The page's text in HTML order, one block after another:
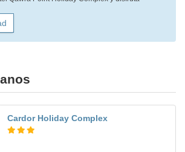
Cardor Holiday Complex